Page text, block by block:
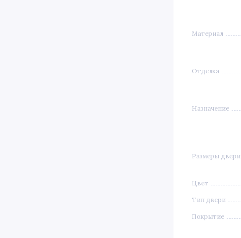
Материал
Отделка
Назначение
Размеры двери
Цвет
Тип двери
Покрытие